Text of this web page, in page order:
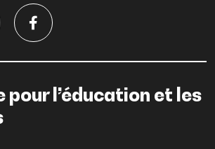
pour l’éducation et les